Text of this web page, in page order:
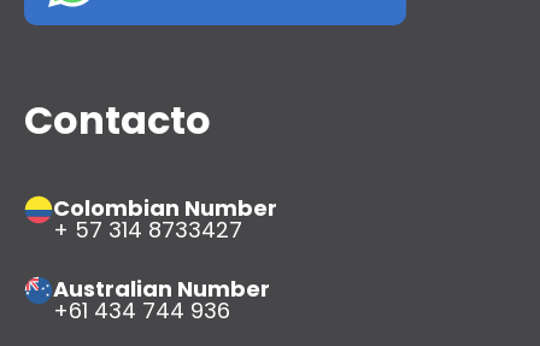
Contacto
Colombian Number
+ 57 314 8733427
Australian Number
+61 434 744 936